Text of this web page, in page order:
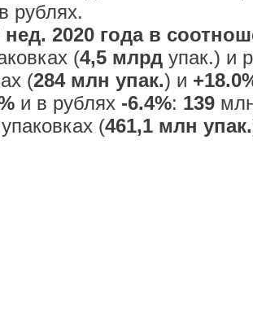
в рублях.
2020 года в
(4,5 млрд упак.) и
(284 млн упак.) и
и в рублях -6.4%: 139
(461,1 млн упак.